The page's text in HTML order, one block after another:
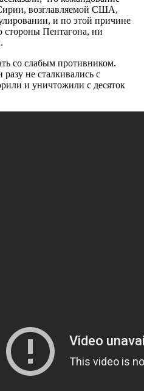
возглавляемой США,
и по этой причине
стороны Пентагона, ни
со слабым противником.
не сталкивались с
и уничтожили с десяток